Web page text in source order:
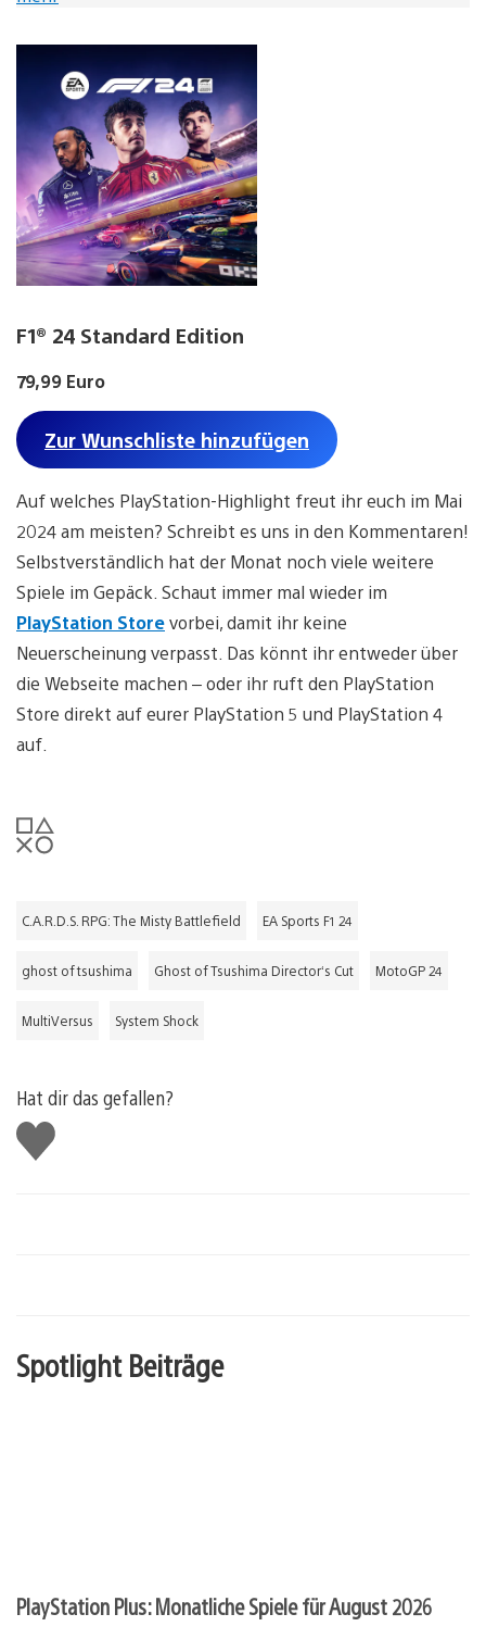
F1® 24 Standard Edition
79,99 Euro
Zur Wunschliste hinzufügen
Auf welches PlayStation-Highlight freut ihr euch im Mai
2024 am meisten? Schreibt es uns in den Kommentaren!
Selbstverständlich hat der Monat noch viele weitere
Spiele im Gepäck. Schaut immer mal wieder im
PlayStation Storevorbei, damit ihr keine
Neuerscheinung verpasst. Das könnt ihr entweder über
die Webseite machen – oder ihr ruft den PlayStation
Store direkt auf eurer PlayStation 5 und PlayStation 4
auf.
C.A.R.D.S. RPG: The Misty Battlefield EA Sports F1 24
ghost of tsushima Ghost of Tsushima Director‘s Cut MotoGP 24
MultiVersus System Shock
Hat dir das gefallen?
Gefällt
mir
Spotlight Beiträge
PlayStation Plus: Monatliche Spiele für August 2026